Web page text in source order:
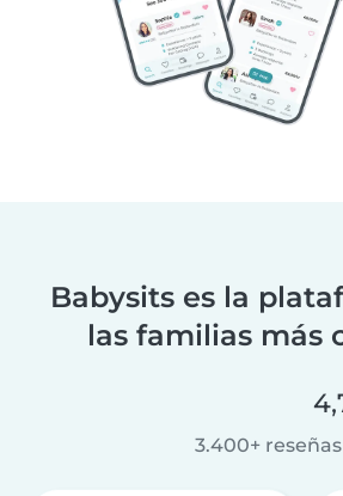
Babysits es la
las familias más
3.400+ reseñas